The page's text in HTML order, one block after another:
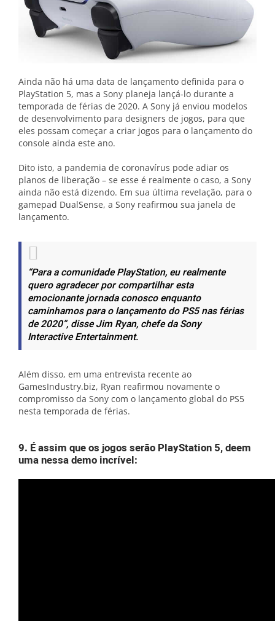
Ainda não há uma data de lançamento definida para o
PlayStation 5, mas a Sony planeja lançá-lo durante a
temporada de férias de 2020. A Sony já enviou modelos
de desenvolvimento para designers de jogos, para que
eles possam começar a criar jogos para o lançamento do
console ainda este ano.
Dito isto, a pandemia de coronavírus pode adiar os
planos de liberação – se esse é realmente o caso, a Sony
ainda não está dizendo. Em sua última revelação, para o
gamepad DualSense, a Sony reafirmou sua janela de
lançamento.
“Para a comunidade PlayStation, eu realmente
quero agradecer por compartilhar esta
emocionante jornada conosco enquanto
caminhamos para o lançamento do PS5 nas férias
de 2020”, disse Jim Ryan, chefe da Sony
Interactive Entertainment.
Além disso, em uma entrevista recente ao
GamesIndustry.biz, Ryan reafirmou novamente o
compromisso da Sony com o lançamento global do PS5
nesta temporada de férias.
9. É assim que os jogos serão PlayStation 5, deem
uma nessa demo incrível: